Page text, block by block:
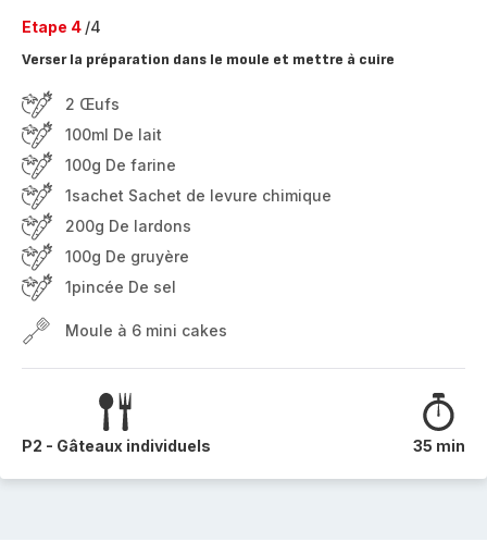
Etape 4 /4
Verser la préparation dans le moule et mettre à cuire
2 Œufs
100ml De lait
100g De farine
1sachet Sachet de levure chimique
200g De lardons
100g De gruyère
1pincée De sel
Moule à 6 mini cakes
P2 - Gâteaux individuels 35 min